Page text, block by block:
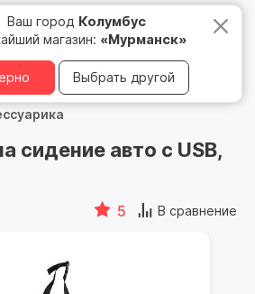
Мурманск
Ваш город Колумбус
магазин: «Мурманск»
Выбрать другой
8 800 500 05 15
сидение авто с USB,
5 В сравнение